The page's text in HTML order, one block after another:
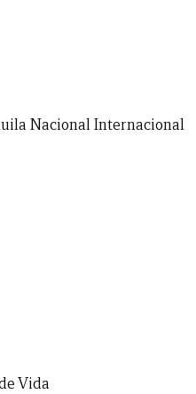
NacionalInternacional
Vida